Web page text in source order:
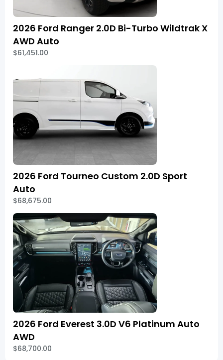
2026 Ford Ranger 2.0D Bi-Turbo Wildtrak X
AWD Auto
$61,451.00
2026 Ford Tourneo Custom 2.0D Sport
Auto
$68,675.00
2026 Ford Everest 3.0D V6 Platinum Auto
AWD
$68,700.00